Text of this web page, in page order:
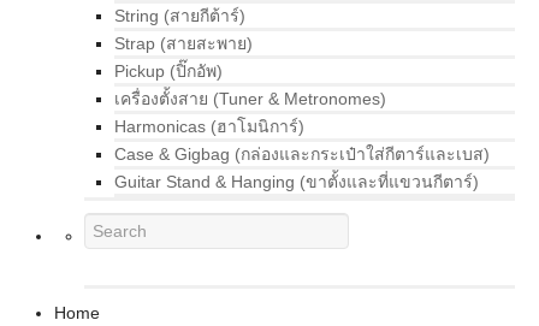
String (สายกีต้าร์)
Strap (สายสะพาย)
Pickup (ปิ๊กอัพ)
เครื่องตั้งสาย (Tuner & Metronomes)
Harmonicas (ฮาโมนิการ์)
Case & Gigbag (กล่องและกระเป๋าใส่กีตาร์และเบส)
Guitar Stand & Hanging (ขาตั้งและที่แขวนกีตาร์)
Home